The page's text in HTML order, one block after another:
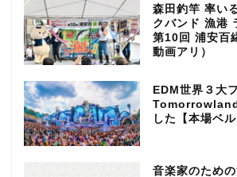
森田釣竿 率い
クバンド 漁港
第10回 浦安百
動画アリ）
EDM世界３大
Tomorrowland
した【本場ベ
音楽家のため